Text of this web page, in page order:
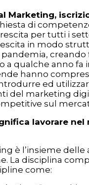
Marketing,
di
per tutti i
in modo
creando
a qualche anno fa
hanno
ed
del marketing
sul
lavorare nel
è l’insieme delle
La disciplina
come: